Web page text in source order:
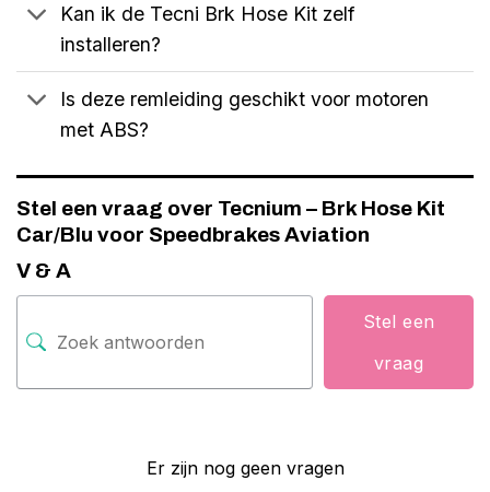
Kan ik de Tecni Brk Hose Kit zelf
installeren?
Is deze remleiding geschikt voor motoren
met ABS?
Stel een vraag over Tecnium – Brk Hose Kit
Car/Blu voor Speedbrakes Aviation
V & A
Stel een
vraag
Er zijn nog geen vragen